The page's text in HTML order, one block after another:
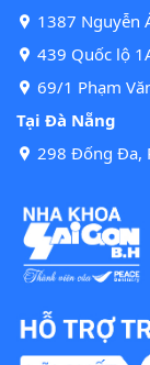
1387 Nguyễn
439 Quốc lộ
69/1 Phạm
Tại Đà Nẵng
298 Đống Đa,